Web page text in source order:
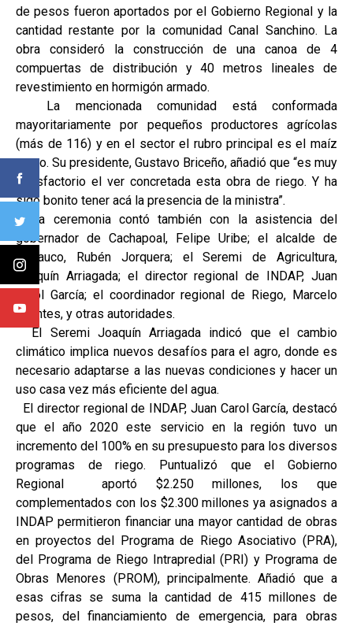
de pesos fueron aportados por el Gobierno Regional y la
cantidad restante por la comunidad Canal Sanchino. La
obra consideró la construcción de una canoa de 4
compuertas de distribución y 40 metros lineales de
revestimiento en hormigón armado.
La mencionada comunidad está conformada
mayoritariamente por pequeños productores agrícolas
(más de 116) y en el sector el rubro principal es el maíz
grano. Su presidente, Gustavo Briceño, añadió que “es muy
satisfactorio el ver concretada esta obra de riego. Y ha
sido bonito tener acá la presencia de la ministra”.
La ceremonia contó también con la asistencia del
gobernador de Cachapoal, Felipe Uribe; el alcalde de
Coltauco, Rubén Jorquera; el Seremi de Agricultura,
Joaquín Arriagada; el director regional de INDAP, Juan
Carol García; el coordinador regional de Riego, Marcelo
Fuentes, y otras autoridades.
El Seremi Joaquín Arriagada indicó que el cambio
climático implica nuevos desafíos para el agro, donde es
necesario adaptarse a las nuevas condiciones y hacer un
uso casa vez más eficiente del agua.
El director regional de INDAP, Juan Carol García, destacó
que el año 2020 este servicio en la región tuvo un
incremento del 100% en su presupuesto para los diversos
programas de riego. Puntualizó que el Gobierno
Regional aportó $2.250 millones, los que
complementados con los $2.300 millones ya asignados a
INDAP permitieron financiar una mayor cantidad de obras
en proyectos del Programa de Riego Asociativo (PRA),
del Programa de Riego Intrapredial (PRI) y Programa de
Obras Menores (PROM), principalmente. Añadió que a
esas cifras se suma la cantidad de 415 millones de
pesos, del financiamiento de emergencia, para obras